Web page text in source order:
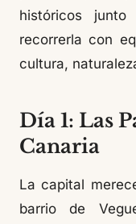
históricos
recorrerla con
cultura,
Día 1: Las
Canaria
La capital
barrio de